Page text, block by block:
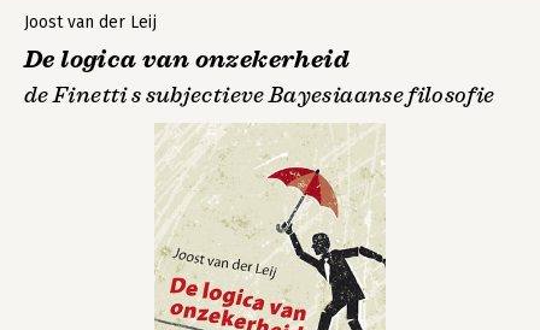
Joost van der Leij
De logica van onzekerheid
de Finetti s subjectieve Bayesiaanse filosofie